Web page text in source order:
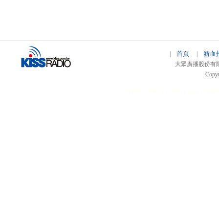
首頁 新血
大眾廣播股份有